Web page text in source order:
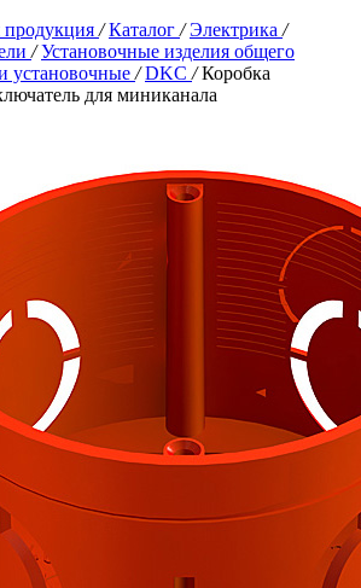
продукция / Каталог / Электрика /
/ Установочные изделия общего
установочные / DKC / Коробка
для миниканала